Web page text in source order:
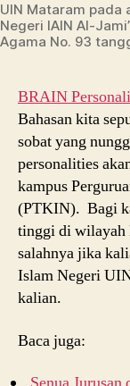
UIN Mataram pada
Negeri IAIN Al-
Agama No. 93
BRAIN
Bahasan kita
sobat yang
personalities
kampus
(PTKIN). Bagi
tinggi di wilayah
salahnya jika
Islam Negeri
kalian.
Baca juga: